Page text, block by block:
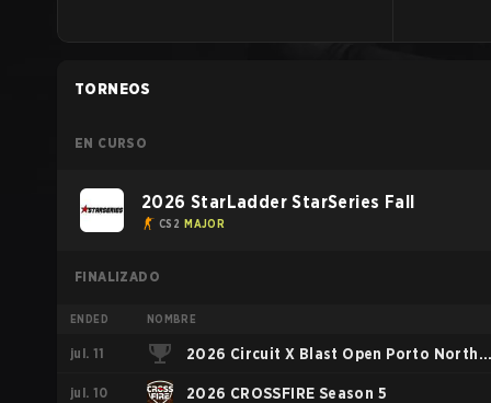
TORNEOS
EN CURSO
2026 StarLadder StarSeries Fall
CS2 MAJOR
FINALIZADO
ENDED NOMBRE
jul. 11 2026 Circuit X Blast Open Porto North
America Rising Event
jul. 10 2026 CROSSFIRE Season 5